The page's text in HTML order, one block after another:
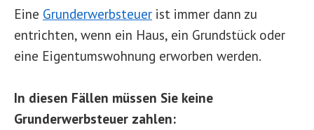
Eine Grunderwerbsteuer ist immer dann zu
entrichten, wenn ein Haus, ein Grundstück oder
eine Eigentumswohnung erworben werden.
In diesen Fällen müssen Sie keine
Grunderwerbsteuer zahlen: